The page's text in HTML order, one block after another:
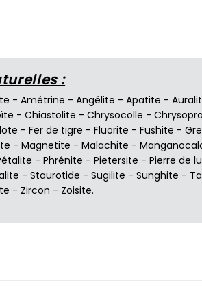
:
- Amétrine - Angélite - Apatite -
- Chiastolite - Chrysocolle -
- Fer de tigre - Fluorite - Fushite -
- Magnetite - Malachite -
- Phrénite - Pietersite - Pierre de
- Staurotide - Sugilite - Sunghite -
- Zircon - Zoisite.